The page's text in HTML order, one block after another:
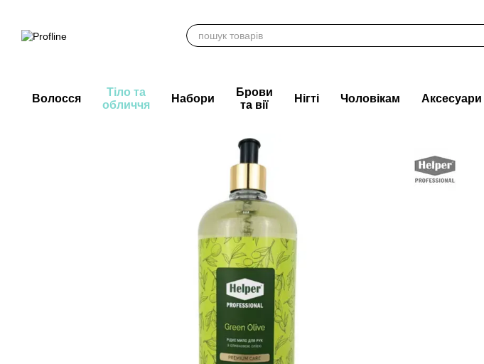
Волосся
Тіло та
обличчя
Набори
Брови
та вії
Нігті Чоловікам Аксесуари